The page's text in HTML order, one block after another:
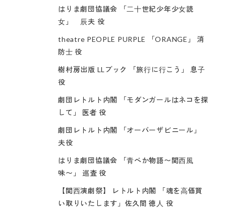
はりま劇団協議会 「⼆⼗世紀少年少⼥読
⼥」 ⾠夫 役
theatre PEOPLE PURPLE 「ORANGE」 消
防⼠ 役
樹村房出版 LLブック 「旅⾏に⾏こう」 息⼦
役
劇団レトルト内閣 「モダンガールはネコを探
して」 医者 役
劇団レトルト内閣 「オーバーザビニール」
夫役
はりま劇団協議会 「⻘べか物語〜関⻄⾵
味〜」 巡査 役
【関⻄演劇祭】 レトルト内閣 「魂を⾼価買
い取りいたします」佐久間 徳⼈ 役